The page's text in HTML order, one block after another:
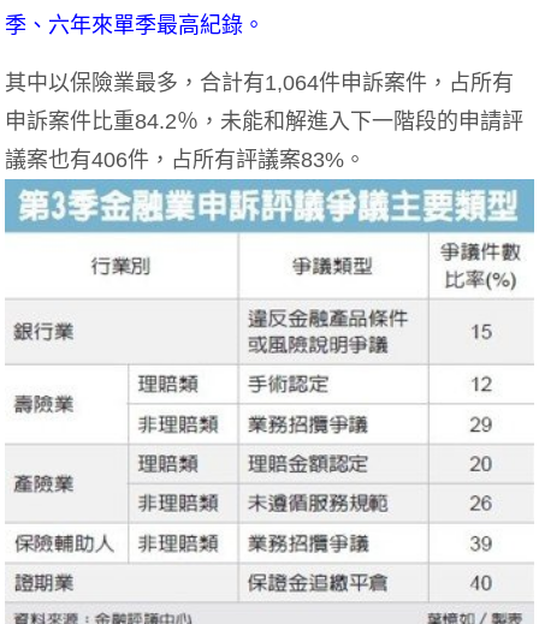
季、六年來單季最高紀錄。
其中以保險業最多，合計有1,064件申訴案件，占所有
申訴案件比重84.2％，未能和解進入下一階段的申請評
議案也有406件，占所有評議案83%。